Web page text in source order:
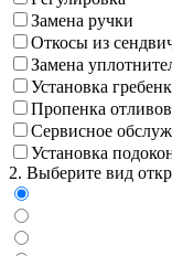
Замена ручки
Откосы из
Замена
Установка
Пропенка отливов
Сервисное
Установка
2. Выберите вид